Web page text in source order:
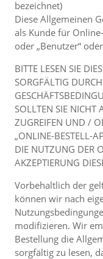
bezeichnet)
Diese Allgemeinen
als Kunde für
oder „Benutzer“
BITTE LESEN SIE
SORGFÄLTIG
SOLLTEN SIE NICHT
ZUGREIFEN UND /
„ONLINE-BESTELL-
DIE NUTZUNG DER
AKZEPTIERUNG
Vorbehaltlich der
können wir nach
modifizieren. Wir
Bestellung die
sorgfältig zu lesen,